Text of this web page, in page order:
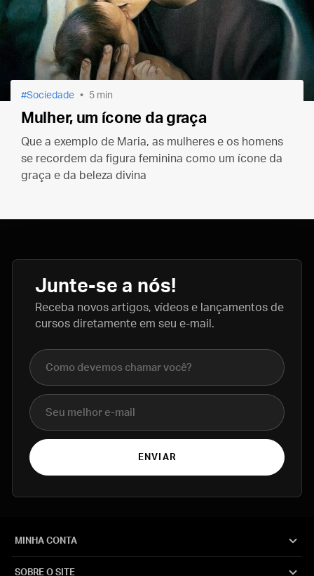
Sociedade 5 min
Mulher, um ícone da graça
Que a exemplo de Maria, as mulheres e os homens
se recordem da figura feminina como um ícone da
graça e da beleza divina
Junte-se a nós!
Receba novos artigos, vídeos e lançamentos de
cursos diretamente em seu e-mail.
Nome completo
E-mail
ENVIAR
MINHA CONTA
SOBRE O SITE